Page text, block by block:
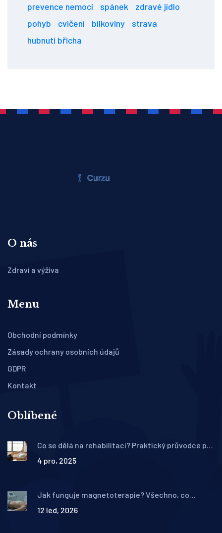
prevence nemocí
spánek
zdravé jídlo
pohyb
cvičení bílkoviny
strava
hubnutí břicha
O nás
Zdraví a výživa
Menu
Obchodní podmínky
Zásady ochrany osobních údajů
GDPR
Kontakt
Oblíbené
Co se dělá na rehabilitaci? Praktický průvodce pro
4 pro, 2025
Jak funguje magnetoterapie? Všechno, co
12 led, 2026